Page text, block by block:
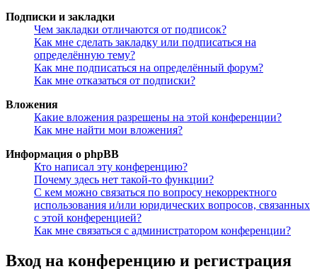
Подписки и закладки
Чем закладки отличаются от подписок?
Как мне сделать закладку или подписаться на
определённую тему?
Как мне подписаться на определённый форум?
Как мне отказаться от подписки?
Вложения
Какие вложения разрешены на этой конференции?
Как мне найти мои вложения?
Информация о phpBB
Кто написал эту конференцию?
Почему здесь нет такой-то функции?
С кем можно связаться по вопросу некорректного
использования и/или юридических вопросов, связанных
с этой конференцией?
Как мне связаться с администратором конференции?
Вход на конференцию и регистрация